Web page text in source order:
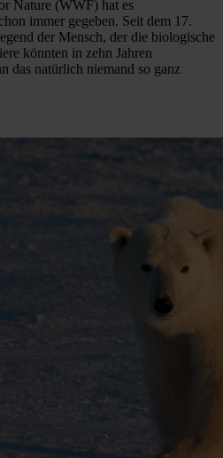
Nature (WWF) hat es
immer gegeben. Seit dem 17.
der Mensch, der die biologische
könnten in zehn Jahren
das natürlich niemand so ganz